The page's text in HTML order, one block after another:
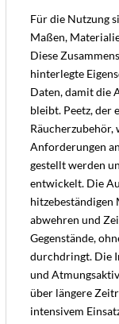
Für die Nutzung
Maßen,
Diese
hinterlegte
Daten, damit die
bleibt. Peetz, der
Räucherzubehör,
Anforderungen
gestellt werden
entwickelt. Die
hitzebeständigen
abwehren und
Gegenstände,
durchdringt. Die
und
über längere
intensivem